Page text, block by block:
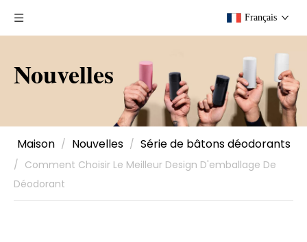
Français
Nouvelles
Maison / Nouvelles / Série de bâtons déodorants
/ Comment Choisir Le Meilleur Design D'emballage De
Déodorant